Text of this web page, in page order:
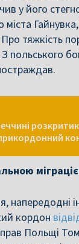
у його
міста
тяжкість
польського
напередодні
кордон
справ Польщі